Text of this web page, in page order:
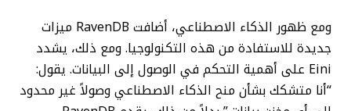
ومع ظهور الذكاء الاصطناعي، أضافت RavenDB ميزات
جديدة للاستفادة من هذه التكنولوجيا. ومع ذلك، يشدد
Eini على أهمية التحكم في الوصول إلى البيانات. يقول:
“أنا متشكك بشأن منح الذكاء الاصطناعي وصولاً غير محدود